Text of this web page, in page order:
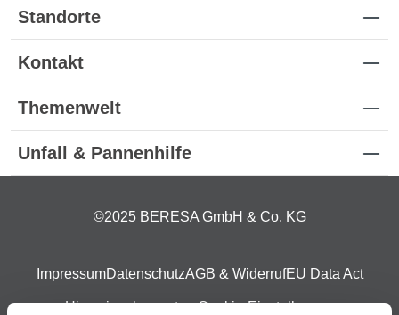
Standorte
Kontakt
Themenwelt
Unfall & Pannenhilfe
©2025 BERESA GmbH & Co. KG
ImpressumDatenschutzAGB & WiderrufEU Data Act
HinweisgebersystemCookie-Einstellungen